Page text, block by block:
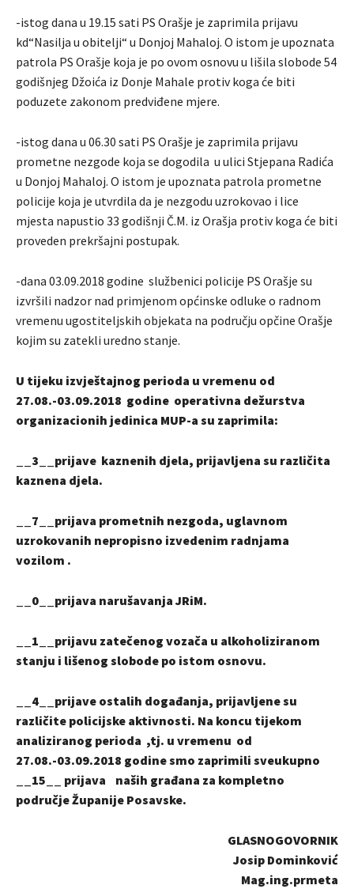
-istog dana u 19.15 sati PS Orašje je zaprimila prijavu
kd“Nasilja u obitelji“ u Donjoj Mahaloj. O istom je upoznata
patrola PS Orašje koja je po ovom osnovu u lišila slobode 54
godišnjeg Džoića iz Donje Mahale protiv koga će biti
poduzete zakonom predviđene mjere.
-istog dana u 06.30 sati PS Orašje je zaprimila prijavu
prometne nezgode koja se dogodila u ulici Stjepana Radića
u Donjoj Mahaloj. O istom je upoznata patrola prometne
policije koja je utvrdila da je nezgodu uzrokovao i lice
mjesta napustio 33 godišnji Č.M. iz Orašja protiv koga će biti
proveden prekršajni postupak.
-dana 03.09.2018 godine službenici policije PS Orašje su
izvršili nadzor nad primjenom općinske odluke o radnom
vremenu ugostiteljskih objekata na području opčine Orašje
kojim su zatekli uredno stanje.
U tijeku izvještajnog perioda u vremenu od
27.08.-03.09.2018 godine operativna dežurstva
organizacionih jedinica MUP-a su zaprimila:
__3__prijave kaznenih djela, prijavljena su različita
kaznena djela.
__7__prijava prometnih nezgoda, uglavnom
uzrokovanih nepropisno izvedenim radnjama
vozilom .
__0__prijava narušavanja JRiM.
__1__prijavu zatečenog vozača u alkoholiziranom
stanju i lišenog slobode po istom osnovu.
__4__prijave ostalih događanja, prijavljene su
različite policijske aktivnosti. Na koncu tijekom
analiziranog perioda ,tj. u vremenu od
27.08.-03.09.2018 godine smo zaprimili sveukupno
__15__ prijava naših građana za kompletno
područje Županije Posavske.
GLASNOGOVORNIK
Josip Dominković
Mag.ing.prmeta